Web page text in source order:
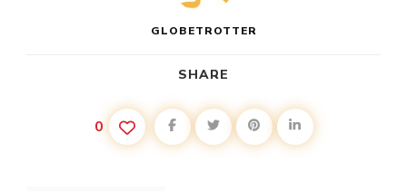
GLOBETROTTER
SHARE
0